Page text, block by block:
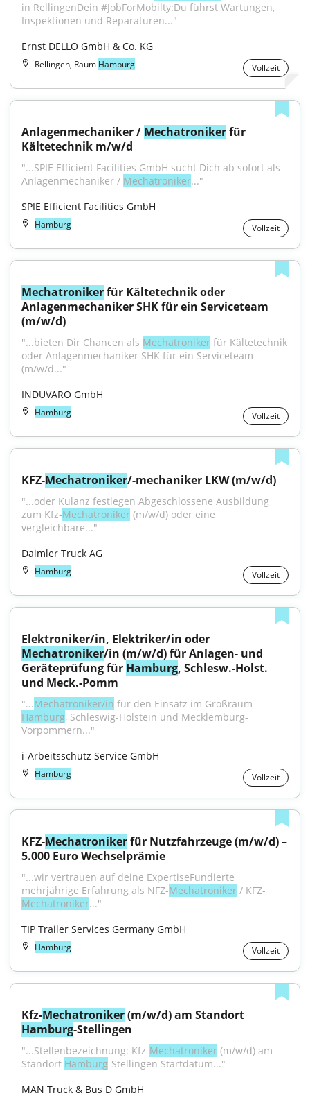
in RellingenDein #JobForMobilty:Du führst Wartungen,
Inspektionen und Reparaturen..."
Ernst DELLO GmbH & Co. KG
Rellingen, Raum Hamburg Vollzeit
Anlagenmechaniker / Mechatroniker für
Kältetechnik m/w/d
"...SPIE Efficient Facilities GmbH sucht Dich ab sofort als
Anlagenmechaniker / Mechatroniker..."
SPIE Efficient Facilities GmbH
Hamburg Vollzeit
Mechatroniker für Kältetechnik oder
Anlagenmechaniker SHK für ein Serviceteam
(m/w/d)
"...bieten Dir Chancen als Mechatroniker für Kältetechnik
oder Anlagenmechaniker SHK für ein Serviceteam
(m/w/d..."
INDUVARO GmbH
Hamburg Vollzeit
KFZ-Mechatroniker/-mechaniker LKW (m/w/d)
"...oder Kulanz festlegen Abgeschlossene Ausbildung
zum Kfz-Mechatroniker (m/w/d) oder eine
vergleichbare..."
Daimler Truck AG
Hamburg Vollzeit
Mechatroniker/in (m/w/d) für Anlagen- und
Geräteprüfung für Hamburg, Schlesw.-Holst.
und Meck.-Pomm
"...Mechatroniker/in
Hamburg, Schleswig-Holstein und Mecklemburg-
Vorpommern..."
i-Arbeitsschutz Service GmbH
Hamburg Vollzeit
KFZ-Mechatroniker für Nutzfahrzeuge (m/w/d) –
5.000 Euro Wechselprämie
"...wir vertrauen auf deine ExpertiseFundierte
mehrjährige Erfahrung als NFZ-Mechatroniker / KFZ-
Mechatroniker..."
TIP Trailer Services Germany GmbH
Hamburg Vollzeit
Kfz-Mechatroniker
Hamburg-Stellingen
"...Stellenbezeichnung: Kfz-Mechatroniker (m/w/d) am
Standort Hamburg-Stellingen Startdatum..."
MAN Truck & Bus D GmbH